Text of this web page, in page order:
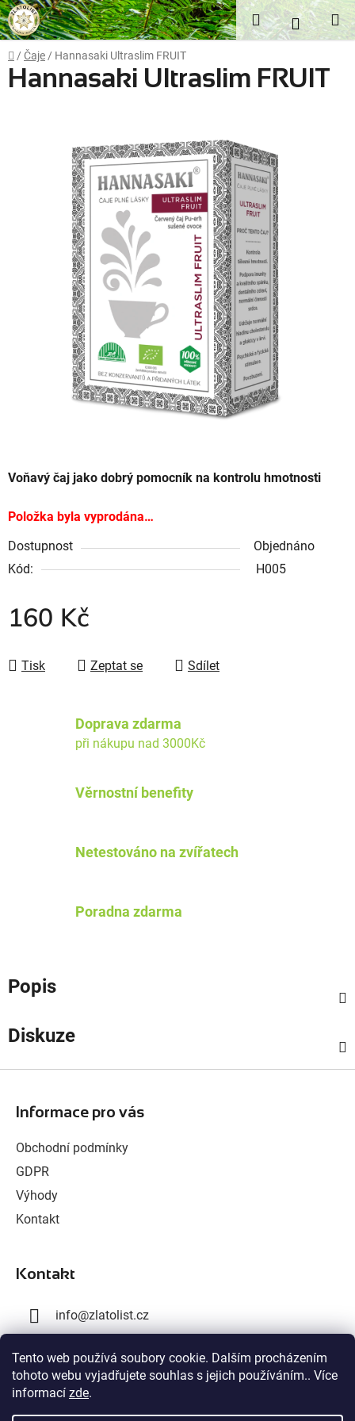
Tento web používá soubory cookie. Dalším procházením
tohoto webu vyjadřujete souhlas s jejich používáním.. Více
informací zde.
Přejít
na
obsah
Hledat
Domů
/ Čaje / Hannasaki Ultraslim FRUIT
Voňavý čaj jako dobrý pomocník na kontrolu hmotnosti
Položka byla vyprodána…
Dostupnost
Objednáno
Kód:
H005
160 Kč
Tisk Zeptat se Sdílet
Hannasaki Ultraslim FRUIT
Doprava zdarma
při nákupu nad 3000Kč
Věrnostní benefity
Netestováno na zvířatech
Poradna zdarma
Popis
Diskuze
Informace pro vás
Obchodní podmínky
GDPR
Výhody
Kontakt
Kontakt
info@zlatolist.cz
+420 777 300 576
+420 603 358 028